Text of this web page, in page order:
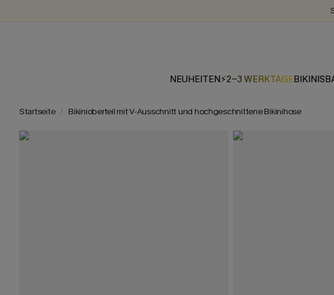
ZUM
NEUHEITEN⚡2-3 WERKTAGEBIKINIS
Startseite Bikinioberteil mit V-Ausschnitt und hochgeschnittene Bikinihose